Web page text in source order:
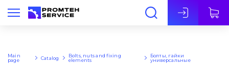
Eng
Main
page
Catalog
Bolts, nuts and fixing
elements
Болты, гайки
универсальные